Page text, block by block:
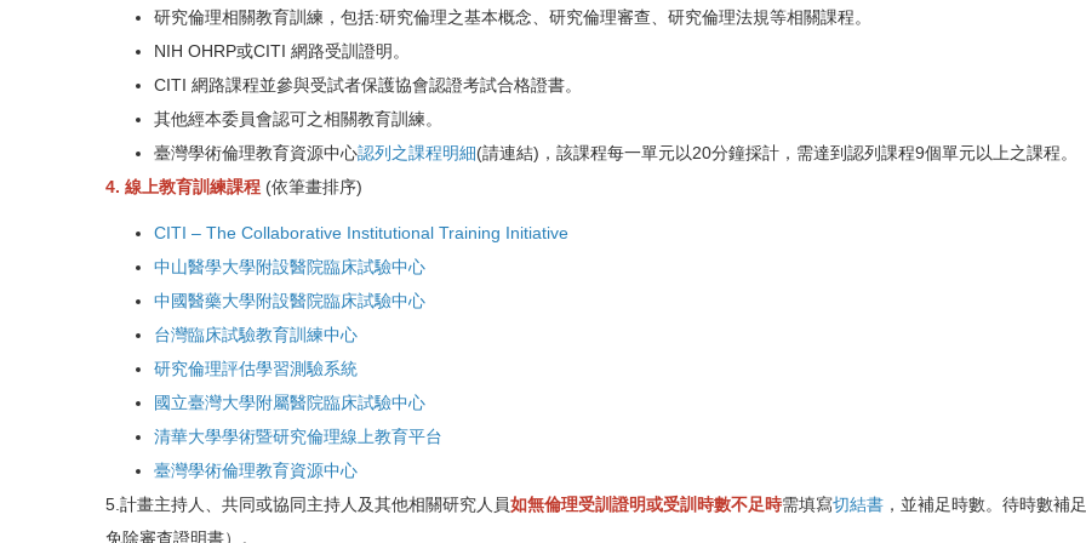
研究倫理相關教育訓練，包括:研究倫理之基本概念、研究倫理審查、研究倫理法規等相關課程。
NIH OHRP或CITI 網路受訓證明。
CITI 網路課程並參與受試者保護協會認證考試合格證書。
其他經本委員會認可之相關教育訓練。
臺灣學術倫理教育資源中心認列之課程明細(請連結)，該課程每一單元以20分鐘採計，需達到認列課程9個單元以上之課程。
4. 線上教育訓練課程 (依筆畫排序)
CITI – The Collaborative Institutional Training Initiative
中山醫學大學附設醫院臨床試驗中心
中國醫藥大學附設醫院臨床試驗中心
台灣臨床試驗教育訓練中心
研究倫理評估學習測驗系統
國立臺灣大學附屬醫院臨床試驗中心
清華大學學術暨研究倫理線上教育平台
臺灣學術倫理教育資源中心
5.計畫主持人、共同或協同主持人及其他相關研究人員如無倫理受訓證明或受訓時數不足時需填寫切結書 ，並補足時數。待時數補
免除審查證明書）。